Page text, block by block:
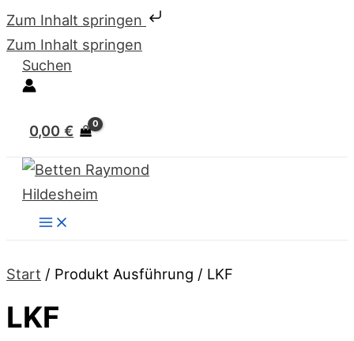
Zum Inhalt springen
Zum Inhalt springen
Suchen
0,00€
Start / Produkt Ausführung / LKF
LKF